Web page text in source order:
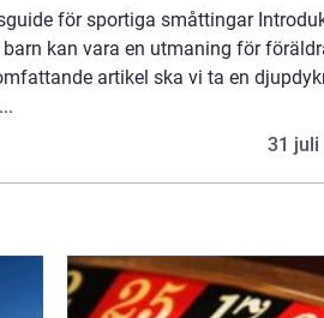
för sportiga småttingar
kan vara en utmaning för
artikel ska vi ta en
31 juli